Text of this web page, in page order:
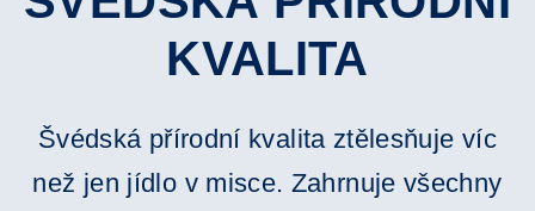
KVALITA
Švédská přírodní kvalita ztělesňuje víc
než jen jídlo v misce. Zahrnuje všechny